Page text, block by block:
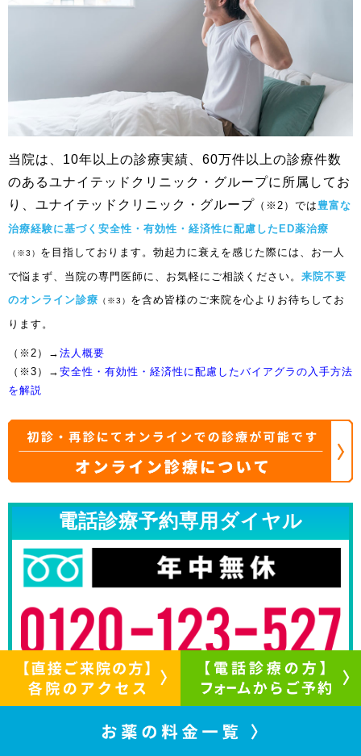
当院は、10年以上の診療実績、60万件以上の診療件数
のあるユナイテッドクリニック・グループに所属してお
り、ユナイテッドクリニック・グループ （※2）では豊富な
治療経験に基づく安全性・有効性・経済性に配慮したED薬治療
（※3） を目指しております。勃起力に衰えを感じた際には、お一人
で悩まず、当院の専門医師に、お気軽にご相談ください。 来院不要
のオンライン診療 （※3） を含め皆様のご来院を心よりお待ちしてお
ります。
（※2）→ 法人概要
（※3）→ 安全性・有効性・経済性に配慮したバイアグラの入手方法
を解説
電話診療予約専用ダイヤル
予約フォームで電話診療予約